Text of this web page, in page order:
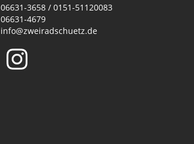
06631-3658 / 0151-51120083
06631-4679
info@zweiradschuetz.de